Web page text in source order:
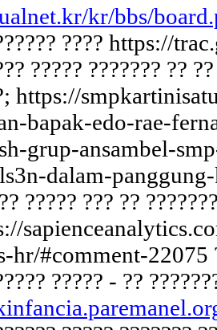
kr/bbs/
???? https://
????? ??????? ??
https://
bapak-edo-rae-
grup-ansambel-
dalam-
????? ??? ??
hr/#comment-22075
????? - ??